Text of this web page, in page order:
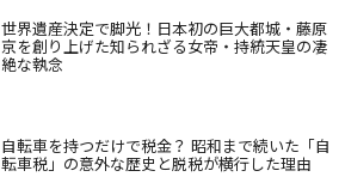
世界遺産決定で脚光！日本初の巨大都城・藤原
京を創り上げた知られざる女帝・持統天皇の凄
絶な執念
自転車を持つだけで税金？ 昭和まで続いた「自
転車税」の意外な歴史と脱税が横行した理由